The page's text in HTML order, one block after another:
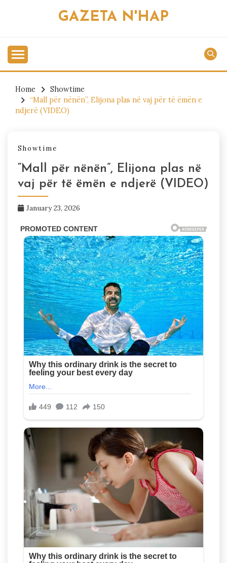
GAZETA N'HAP
Home
Showtime
“Mall për nënën”, Elijona plas në vaj për të ëmën e
ndjerë (VIDEO)
Showtime
“Mall për nënën”, Elijona plas në
vaj për të ëmën e ndjerë (VIDEO)
January 23, 2026